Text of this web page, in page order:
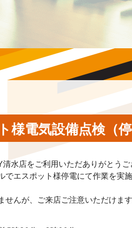
様電気設備点検（
水店をご利用いただありがとうご
でエスポット様停電にて作業を実
せんが、ご来店ご注意いただけま